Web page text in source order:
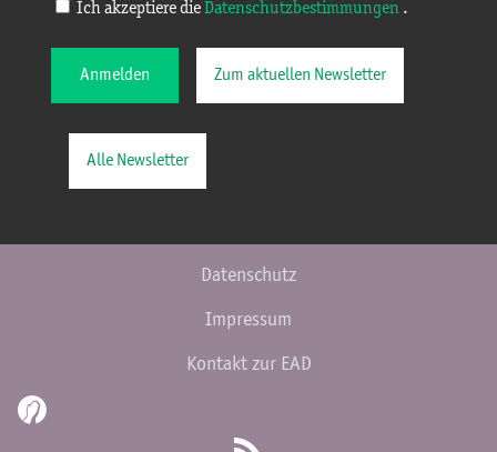
Ich akzeptiere die Datenschutzbestimmungen .
Anmelden Zum aktuellen Newsletter
Alle Newsletter
Datenschutz
Impressum
Kontakt zur EAD